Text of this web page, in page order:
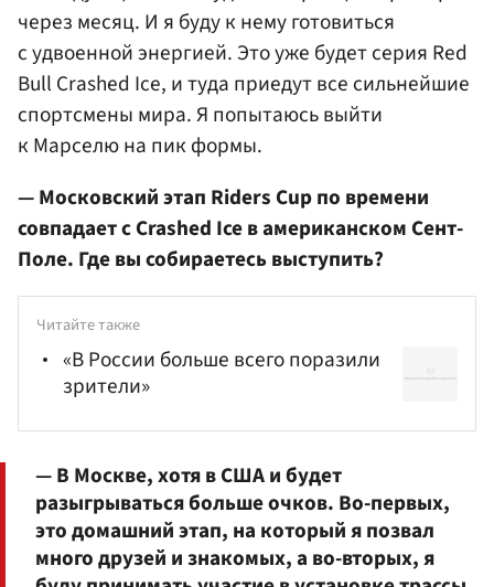
через месяц. И я буду к нему готовиться
с удвоенной энергией. Это уже будет серия Red
Bull Crashed Ice, и туда приедут все сильнейшие
спортсмены мира. Я попытаюсь выйти
к Марселю на пик формы.
— Московский этап Riders Cup по времени
совпадает с Crashed Ice в американском Сент-
Поле. Где вы собираетесь выступить?
Читайте также
«В России больше всего поразили
зрители»
— В Москве, хотя в США и будет
разыгрываться больше очков. Во-первых,
это домашний этап, на который я позвал
много друзей и знакомых, а во-вторых, я